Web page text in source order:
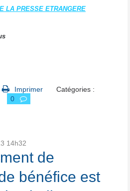
LA PRESSE ETRANGERE
Imprimer
Catégories :
0
14h32
de
bénéfice est